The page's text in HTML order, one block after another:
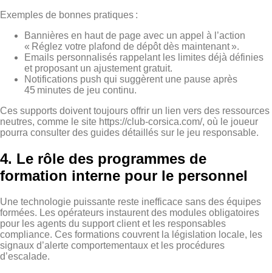
Exemples de bonnes pratiques :
Bannières en haut de page avec un appel à l’action
« Réglez votre plafond de dépôt dès maintenant ».
Emails personnalisés rappelant les limites déjà définies
et proposant un ajustement gratuit.
Notifications push qui suggèrent une pause après
45 minutes de jeu continu.
Ces supports doivent toujours offrir un lien vers des ressources
neutres, comme le site https://club-corsica.com/, où le joueur
pourra consulter des guides détaillés sur le jeu responsable.
4. Le rôle des programmes de
formation interne pour le personnel
Une technologie puissante reste inefficace sans des équipes
formées. Les opérateurs instaurent des modules obligatoires
pour les agents du support client et les responsables
compliance. Ces formations couvrent la législation locale, les
signaux d’alerte comportementaux et les procédures
d’escalade.